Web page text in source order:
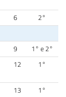
6
2°
9
1° e 2°
12 1°
13 1°